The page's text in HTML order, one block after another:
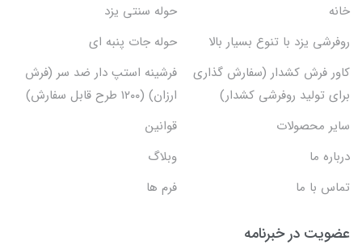
خانه
حوله سنتی یزد
روفرشی یزد با تنوع بسیار بالا
حوله جات پنبه ای
کاور فرش کشدار (سفارش گذاری
برای تولید روفرشی کشدار)
فرشینه استپ دار ضد سر (فرش
ارزان) (۱۲۰۰ طرح قابل سفارش)
سایر محصولات
قوانین
درباره ما
وبلاگ
تماس با ما
فرم ها
عضویت در خبرنامه